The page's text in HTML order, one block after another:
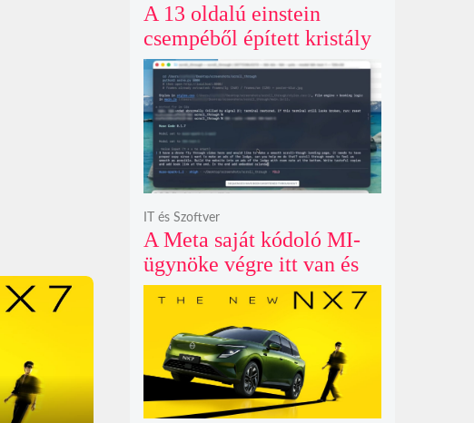
A 13 oldalú einstein
csempéből épített kristály
példátlanul forgó
csillagmintát vetít a fény
polarizációjától függően
A Meta saját kódoló MI-
ügynöke végre itt van és
nem fél belenyúlni a
IT és Szoftver